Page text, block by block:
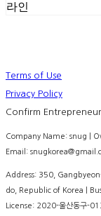
라인
Terms of Use
Privacy Policy
Confirm
Company Name: snug |
Email:
Address: 350,
do, Republic of Korea |
License: 2020-울산동구-